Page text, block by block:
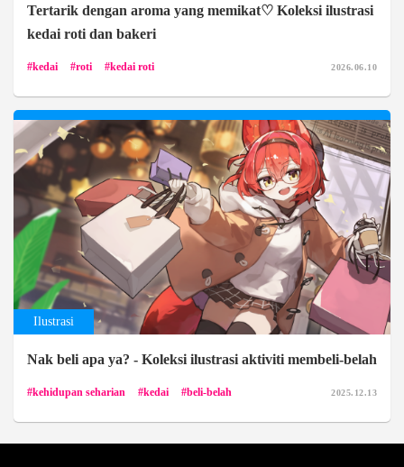
Tertarik dengan aroma yang memikat♡ Koleksi ilustrasi
kedai roti dan bakeri
kedai roti kedai roti 2026.06.10
Ilustrasi
Nak beli apa ya? - Koleksi ilustrasi aktiviti membeli-belah
kehidupan seharian kedai beli-belah 2025.12.13